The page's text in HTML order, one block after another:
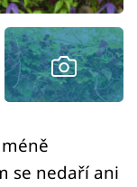
se nedaří ani